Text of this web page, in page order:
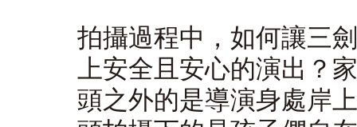
拍攝過程中，如何讓三
上安全且安心的演出？
頭之外的是導演身處岸